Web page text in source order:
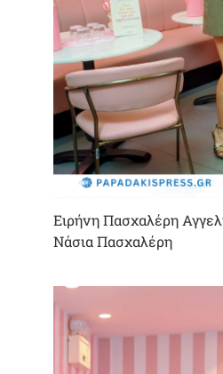
Ειρήνη Πασχαλέρη
Νάσια Πασχαλέρη